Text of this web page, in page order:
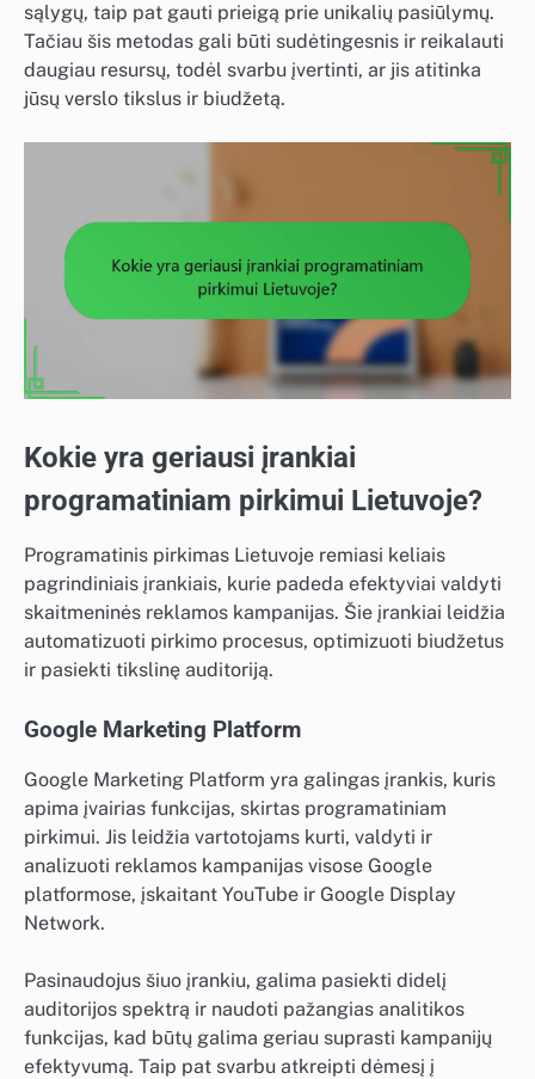
sąlygų, taip pat gauti prieigą prie unikalių pasiūlymų.
Tačiau šis metodas gali būti sudėtingesnis ir reikalauti
daugiau resursų, todėl svarbu įvertinti, ar jis atitinka
jūsų verslo tikslus ir biudžetą.
Kokie yra geriausi įrankiai
programatiniam pirkimui Lietuvoje?
Programatinis pirkimas Lietuvoje remiasi keliais
pagrindiniais įrankiais, kurie padeda efektyviai valdyti
skaitmeninės reklamos kampanijas. Šie įrankiai leidžia
automatizuoti pirkimo procesus, optimizuoti biudžetus
ir pasiekti tikslinę auditoriją.
Google Marketing Platform
Google Marketing Platform yra galingas įrankis, kuris
apima įvairias funkcijas, skirtas programatiniam
pirkimui. Jis leidžia vartotojams kurti, valdyti ir
analizuoti reklamos kampanijas visose Google
platformose, įskaitant YouTube ir Google Display
Network.
Pasinaudojus šiuo įrankiu, galima pasiekti didelį
auditorijos spektrą ir naudoti pažangias analitikos
funkcijas, kad būtų galima geriau suprasti kampanijų
efektyvumą. Taip pat svarbu atkreipti dėmesį į